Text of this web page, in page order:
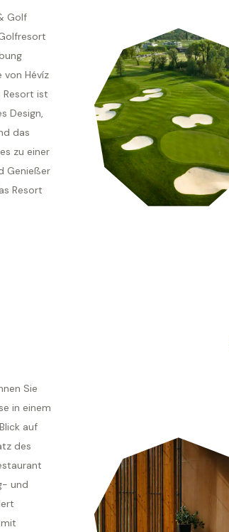
Golf
von Hévíz
Resort ist
Design,
das
zu einer
Genießer
Resort
Sie
in einem
auf
des
und